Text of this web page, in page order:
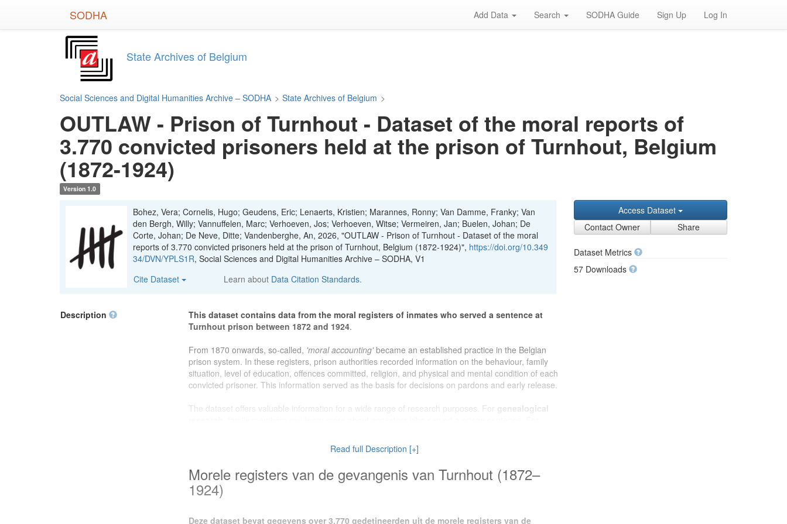
SODHA Add Data Search SODHA Guide Sign Up Log In
State Archives of Belgium
Social Sciences and Digital Humanities Archive – SODHA > State Archives of Belgium >
OUTLAW - Prison of Turnhout - Dataset of the moral reports of
3.770 convicted prisoners held at the prison of Turnhout, Belgium
(1872-1924)
Version 1.0
Bohez, Vera; Cornelis, Hugo; Geudens, Eric; Lenaerts, Kristien; Marannes, Ronny; Van Damme, Franky; Van
den Bergh, Willy; Vannuffelen, Marc; Verhoeven, Jos; Verhoeven, Witse; Vermeiren, Jan; Buelen, Johan; De
Corte, Johan; De Neve, Ditte; Vandenberghe, An, 2026, "OUTLAW - Prison of Turnhout - Dataset of the moral
reports of 3.770 convicted prisoners held at the prison of Turnhout, Belgium (1872-1924)", https://doi.org/10.349
34/DVN/YPLS1R, Social Sciences and Digital Humanities Archive – SODHA, V1
Cite Dataset
Learn about Data Citation Standards.
Access Dataset
Contact Owner
Share
Dataset Metrics
57 Downloads
Description
This dataset contains data from the moral registers of inmates who served a sentence at
Turnhout prison between 1872 and 1924.
From 1870 onwards, so-called, 'moral accounting'became an established practice in the Belgian
prison system. In these registers, prison authorities recorded information on the behaviour, family
situation, level of education, offences committed, religion, and physical and mental condition of each
convicted prisoner. This information served as the basis for decisions on pardons and early release.
The dataset offers valuable information for a wide range of research purposes. For genealogical
surroundings at the turn of the twentieth century. Researchers working on
will find rich sources for the study of criminal justice practices, prison policy, and the treatment of
convicted persons in late nineteenth-century Belgium.
This dataset was produced as part of project
project on prison archives. The project is a collaboration between the
Read full Description [+]
Morele registers van de gevangenis van Turnhout (1872–
1924)
Deze dataset bevat gegevens over 3.770 gedetineerden uit de morele registers van de